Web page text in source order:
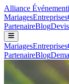
Alliance
MariagesEntreprises
PartenaireBlog
MariagesEntreprises
PartenaireBlog